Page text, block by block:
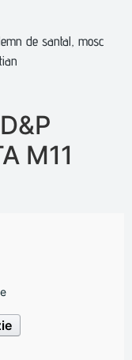
de santal, mosc
D&P
M11